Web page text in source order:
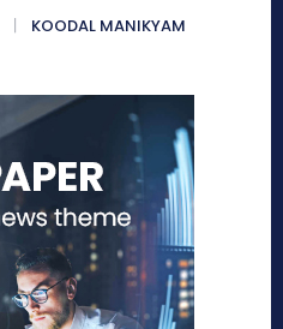
KOODAL MANIKYAM